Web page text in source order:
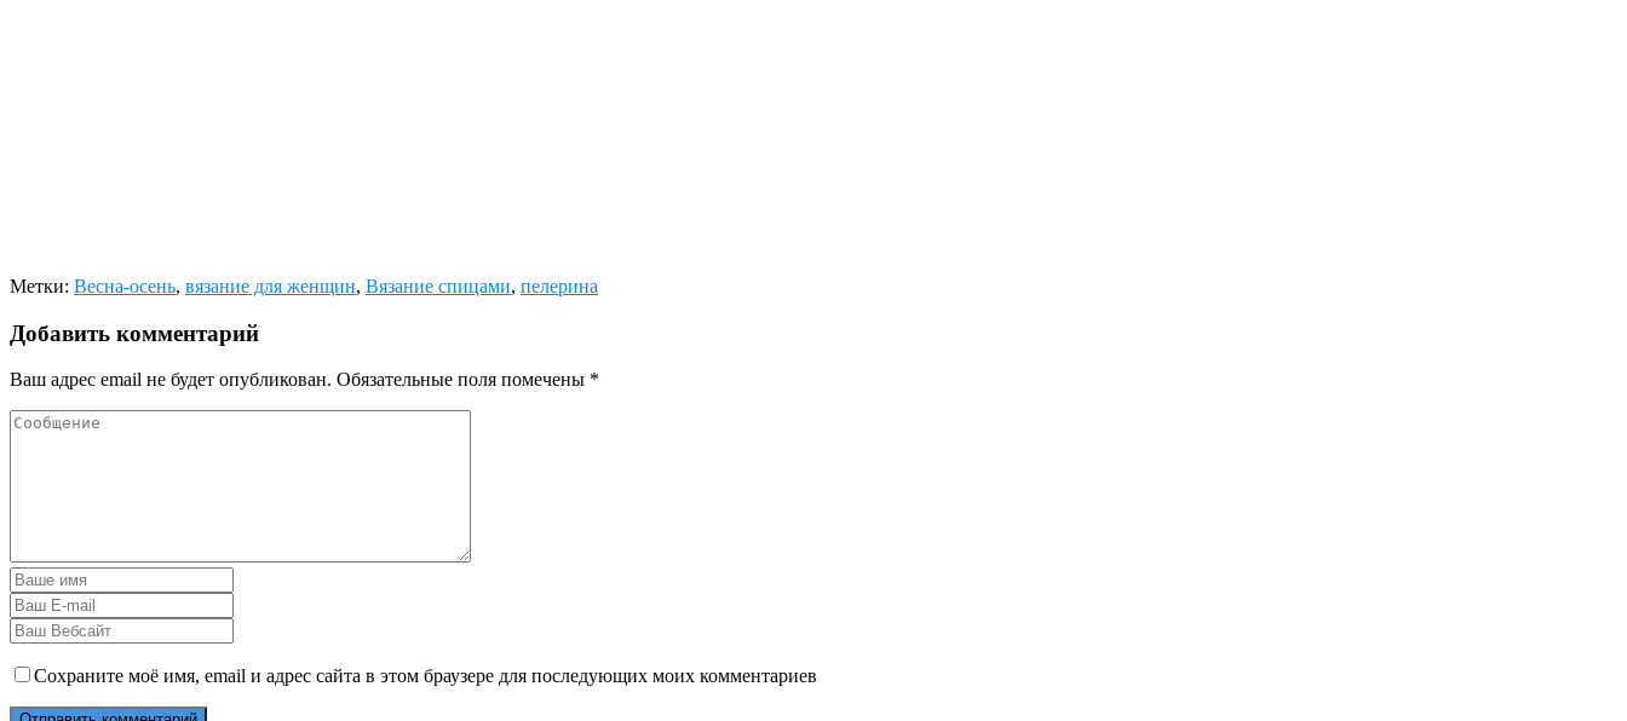
Метки: Весна-осень, вязание для женщин, Вязание спицами, пелерина
Добавить комментарий
Ваш адрес email не будет опубликован. Обязательные поля помечены *
Сохраните моё имя, email и адрес сайта в этом браузере для последующих моих комментариев